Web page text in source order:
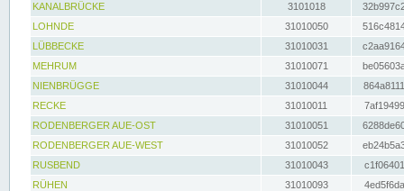
KANALBRÜCKE
3101018
LOHNDE
31010050
LÜBBECKE
31010031
MEHRUM
31010071
NIENBRÜGGE
31010044
RECKE
31010011
RODENBERGER AUE-OST
31010051
RODENBERGER AUE-WEST
31010052
RUSBEND
31010043
RÜHEN
31010093